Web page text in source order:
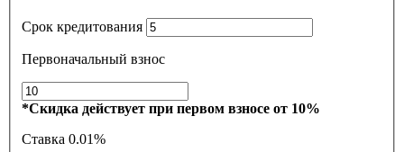
Срок кредитования
Первоначальный взнос
*Скидка действует при первом взносе от 10%
Ставка 0.01%